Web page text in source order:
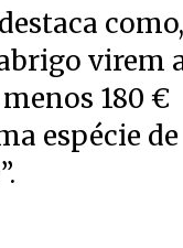
como,
virem
180 €
espécie de